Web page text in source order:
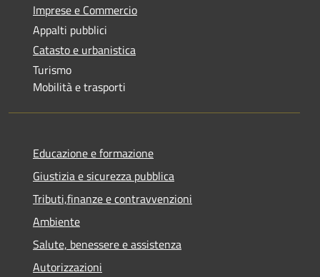
Imprese e Commercio
Appalti pubblici
Catasto e urbanistica
Turismo
Mobilità e trasporti
Educazione e formazione
Giustizia e sicurezza pubblica
Tributi,finanze e contravvenzioni
Ambiente
Salute, benessere e assistenza
Autorizzazioni